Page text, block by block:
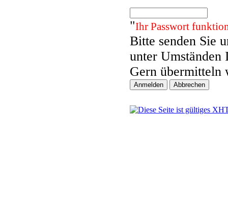
"Ihr Passwort
Bitte senden Sie
unter Umständen
Gern übermitteln